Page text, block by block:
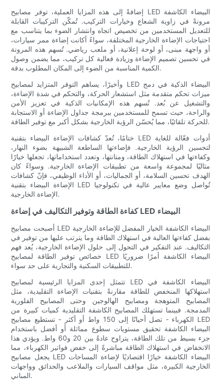
إضافةً إلى هذه المزايا العملية، توفر مصابيح LED البيضاء الكاشفة
مرونةً في زاوية الشعاع وخيارات التركيب. تُمكّن التركيبات القابلة
للتعديل المستخدمين من تخصيص اتجاه وانتشار الضوء بما يتناسب مع
احتياجات الإضاءة الخارجية المختلفة، سواءً أكانت إضاءة ممر سيارات،
أو واجهة مبنى، أو لوحة إعلانية، أو ملعب رياضي. تُسهم هذه المرونة
في تحسين تصميم الإضاءة وزيادة فعالية كل تركيب، مما يضمن وصول
الكمية المناسبة من الضوء إلى المكان المطلوب بدقة.
وأخيرًا، يساهم التوفر المتزايد لمصابيح LED البيضاء الذكية في دمج
ميزات تحكم متقدمة مثل استشعار الحركة، والتحكم في شدة الإضاءة،
والتشغيل عن بُعد. تُسهم هذه الإمكانيات الذكية في تعزيز الأمن
والراحة، حيث تسمح للمستخدمين ببرمجة جداول الإضاءة أو الاستجابة
للحركة تلقائيًا، مما يُحسّن الرؤية الخارجية بشكل أكبر مع توفير الطاقة.
ختامًا، تُعدّ كشافات الإضاءة البيضاء بتقنية LED أدوات فعّالة للغاية
لتحسين الرؤية الخارجية. فإضاءتها الساطعة الشبيهة بضوء النهار،
وكفاءتها في استهلاك الطاقة، ومتانتها، وتعدد استخداماتها، تجعلها خيارًا
مثاليًا لمجموعة واسعة من تطبيقات الإضاءة الخارجية. وسواءً كان
الهدف تحسين السلامة، أو الجماليات، أو الأداء الوظيفي، فإنّ كشافات
الإضاءة البيضاء بتقنية LED تُواصل وضع معايير عالية في تكنولوجيا
الإضاءة الخارجية.
كفاءة الطاقة وتوفير التكاليف في إضاءة LED البيضاء
أصبحت مصابيح LED البيضاء الكاشفة الخيار المفضل للإضاءة الخارجية
بفضل كفاءتها العالية في استهلاك الطاقة وما يترتب عليها من توفير في
التكاليف. عند التفكير في التحول إلى حلول الإضاءة الخارجية، يُعد فهم
خصائص توفير الطاقة لمصابيح LED البيضاء الكاشفة أمرًا ضروريًا
للتطبيقات السكنية والتجارية على حد سواء.
تتمثل إحدى المزايا الرئيسية لمصابيح LED البيضاء الكاشفة في
استهلاكها المنخفض للطاقة مقارنةً بتقنيات الإضاءة التقليدية، مثل
المصابيح المتوهجة ومصابيح الهالوجين وحتى المصابيح الفلورية
المدمجة. فبينما تستهلك المصابيح الكاشفة التقليدية كميات كبيرة من
الكهرباء - تصل أحيانًا إلى 150 واط أو أكثر - تستطيع مصابيح LED
البيضاء الكاشفة تحقيق مستويات سطوع مماثلة أو أفضل باستخدام
جزء بسيط من تلك الطاقة، يتراوح عادةً بين 20 و60 واط. ويؤدي هذا
الانخفاض في استهلاك الطاقة مباشرةً إلى خفض فواتير الكهرباء، مما
يجعل مصابيح LED البيضاء الكاشفة خيارًا اقتصاديًا لإضاءة المساحات
الخارجية الكبيرة، مثل مواقف السيارات والملاعب والحدائق وواجهات
المباني.